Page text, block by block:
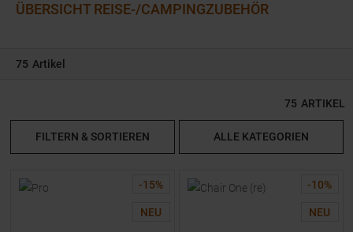
ÜBERSICHT REISE-/CAMPINGZUBEHÖR
75 Artikel
75 ARTIKEL
FILTERN & SORTIEREN ALLE KATEGORIEN
-15%
NEU
-10%
NEU